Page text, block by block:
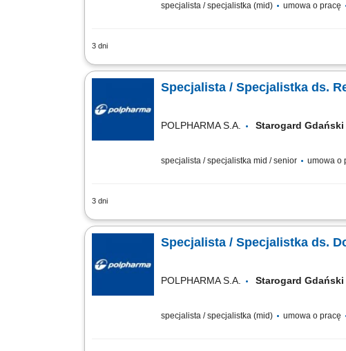
specjalista / specjalistka (mid) umowa o pracę
3 dni
Twój zakres obowiązków: Poprawne
Specjalista / Specjalistka ds.
POLPHARMA S.A. Starogard
specjalista / specjalistka mid / senior umowa o
3 dni
Zakres obowiązków: przygotowywanie i
Specjalista / Specjalistka ds.
POLPHARMA S.A. Starogard
specjalista / specjalistka (mid) umowa o pracę